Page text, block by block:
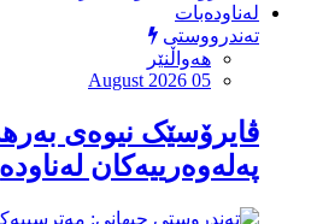
تەندرووستی
هەواڵنێر
August 2026 05
ڤایرۆسێک نیوەی
پەلەوەرییەکان